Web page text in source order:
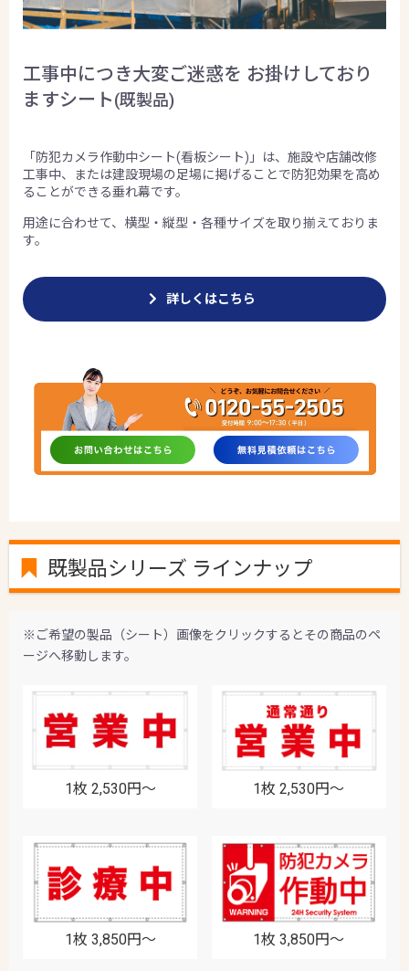
工事中につき大変ご迷惑を お掛けしており
ますシート(既製品)
「防犯カメラ作動中シート(看板シート)」は、施設や店舗改修
工事中、または建設現場の足場に掲げることで防犯効果を高め
ることができる垂れ幕です。
用途に合わせて、横型・縦型・各種サイズを取り揃えておりま
す。
詳しくはこちら
既製品シリーズ ラインナップ
※ご希望の製品（シート）画像をクリックするとその商品のペ
ージへ移動します。
1枚 2,530円〜 1枚 2,530円〜
1枚 3,850円〜 1枚 3,850円〜